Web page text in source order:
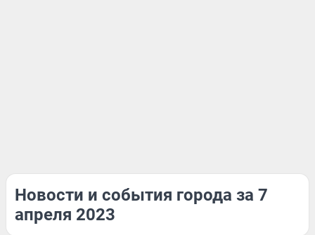
Новости и события города за 7
апреля 2023